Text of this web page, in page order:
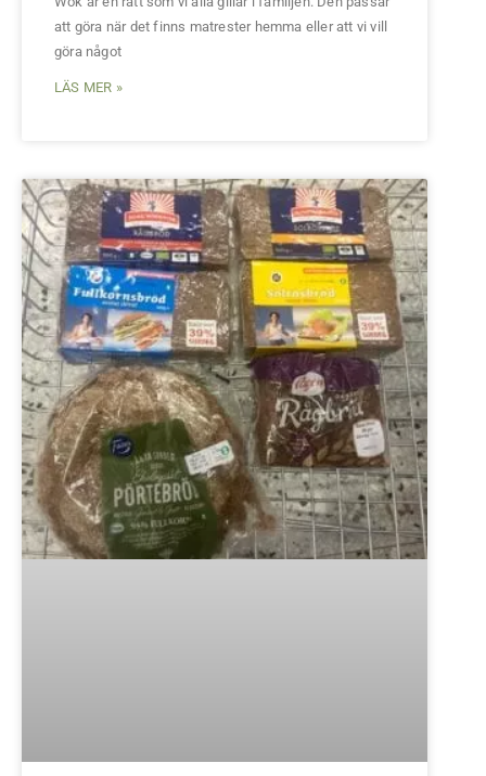
att göra när det finns matrester hemma eller att vi vill
göra något
LÄS MER »